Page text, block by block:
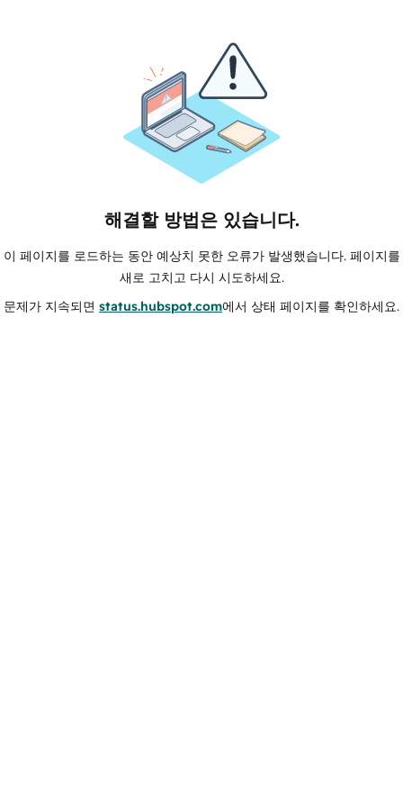
해결할 방법은 있습니다.
이 페이지를 로드하는 동안 예상치 못한 오류가 발생했습니다. 페이지를
새로 고치고 다시 시도하세요.
문제가 지속되면 status.hubspot.com에서 상태 페이지를 확인하세요.